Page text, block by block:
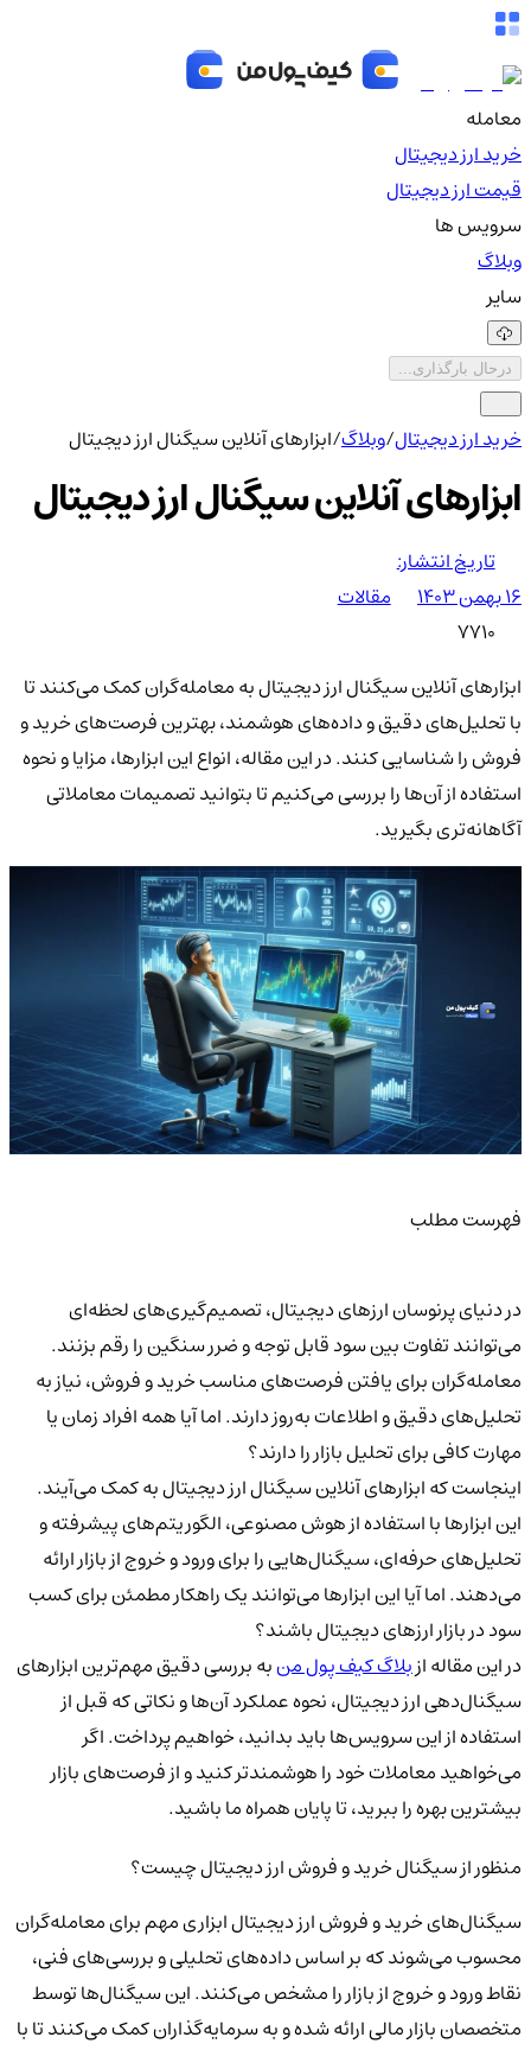
معامله
خرید ارز دیجیتال
قیمت ارز دیجیتال
سرویس ها
وبلاگ
سایر
درحال بارگذاری...
خرید ارز دیجیتال/وبلاگ/ابزارهای آنلاین سیگنال ارز دیجیتال
ابزارهای آنلاین سیگنال ارز دیجیتال
تاریخ انتشار:
۱۶ بهمن ۱۴۰۳
مقالات
7710
ابزارهای آنلاین سیگنال ارز دیجیتال به معامله‌گران کمک می‌کنند تا
با تحلیل‌های دقیق و داده‌های هوشمند، بهترین فرصت‌های خرید و
فروش را شناسایی کنند. در این مقاله، انواع این ابزارها، مزایا و نحوه
استفاده از آن‌ها را بررسی می‌کنیم تا بتوانید تصمیمات معاملاتی
آگاهانه‌تری بگیرید.
فهرست مطلب
در دنیای پرنوسان ارزهای دیجیتال، تصمیم‌گیری‌های لحظه‌ای
می‌توانند تفاوت بینسود قابل توجهوضرر سنگینرا رقم بزنند.
معامله‌گران برای یافتن فرصت‌های مناسب خرید و فروش، نیاز به
تحلیل‌های دقیق و اطلاعات به‌روز دارند. اما آیا همه افراد زمان یا
مهارت کافی برای تحلیل بازار را دارند؟
اینجاست کهابزارهای آنلاین سیگنال ارز دیجیتالبه کمک می‌آیند.
این ابزارها با استفاده ازهوش مصنوعی، الگوریتم‌های پیشرفته و
تحلیل‌های حرفه‌ای، سیگنال‌هایی را برای ورود و خروج از بازار ارائه
می‌دهند. اما آیا این ابزارها می‌توانند یک راهکار مطمئنبرای کسب
سود در بازار ارزهای دیجیتال باشند؟
در این مقاله ازبلاگ کیف پول منبه بررسی دقیق مهم‌ترین ابزارهای
سیگنال‌دهی ارز دیجیتال، نحوه عملکرد آن‌ها و نکاتی که قبل از
استفاده از این سرویس‌ها باید بدانید، خواهیم پرداخت. اگر
می‌خواهید معاملات خود را هوشمندتر کنید و از فرصت‌های بازار
بیشترین بهره را ببرید، تا پایان همراه ما باشید.
منظور از سیگنال خرید و فروش ارز دیجیتال چیست؟
سیگنال‌های خرید و فروش ارز دیجیتال ابزاری مهم برای معامله‌گران
محسوب می‌شوند که بر اساس داده‌های تحلیلی و بررسی‌های فنی،
نقاط ورود و خروج از بازار را مشخص می‌کنند. این سیگنال‌ها توسط
متخصصان بازار مالی ارائه شده و به سرمایه‌گذاران کمک می‌کنند تا با